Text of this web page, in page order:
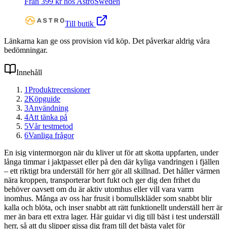
Till butik
Länkarna kan ge oss provision vid köp. Det påverkar aldrig våra
bedömningar.
Innehåll
1Produktrecensioner
2Köpguide
3Användning
4Att tänka på
5Vår testmetod
6Vanliga frågor
En isig vintermorgon när du kliver ut för att skotta uppfarten, under
långa timmar i jaktpasset eller på den där kyliga vandringen i fjällen
– ett riktigt bra underställ för herr gör all skillnad. Det håller värmen
nära kroppen, transporterar bort fukt och ger dig den frihet du
behöver oavsett om du är aktiv utomhus eller vill vara varm
inomhus. Många av oss har frusit i bomullskläder som snabbt blir
kalla och blöta, och inser snabbt att rätt funktionellt underställ herr är
mer än bara ett extra lager. Här guidar vi dig till bäst i test underställ
herr, så att du slipper gissa dig fram till det bästa valet för